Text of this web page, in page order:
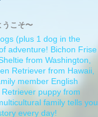
うこそ〜
(plus 1 dog in the
adventure! Bichon Frise
from Washington,
Retriever from Hawaii,
member English
puppy from
family tells you
every day!